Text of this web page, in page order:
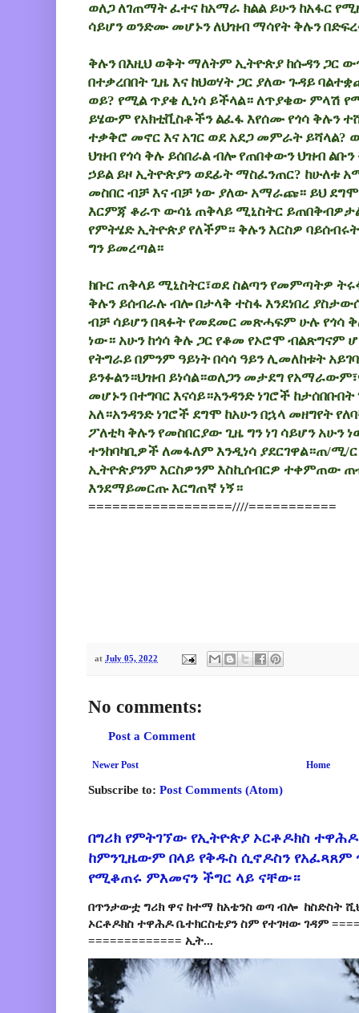
ወለጋ ለገጠማት ፈተና ከአማራ ክልል ይሁን ከአፋር
ሳይሆን ወንድሙ መሆኑን ለህዝብ ማሳየት ቅሉን
ቅሉን በእዚህ ወቅት ማለትም ኢትዮጵያ ከሱዳን ጋር
በተቃረበበት ጊዜ እና ከህወሃት ጋር ያለው ጉዳይ
ወይ? የሚል ጥያቄ ሊነሳ ይችላል። ለጥያቄው ምላሽ
ይሄውም የአክቲቪስቶችን ልፈፋ እየሰሙ የጎሳ ቅሉን
ተቃቅሮ መኖር እና አገር ወደ አደጋ መምራት ይሻላል?
ህዝብ የጎሳ ቅሉ ይሰበራል ብሎ የጠበቀውን ህዝብ ልቡን
ኃይል ይዞ ኢትዮጵያን ወደፊት ማስፈንጠር? ከሁለቱ
መስበር ብቻ እና ብቻ ነው ያለው አማራጩ። ይህ
እርምጃ ቆራጥ ውሳኔ ጠቅላይ ሚኒስትር
የምትሄድ ኢትዮጵያ የለችም። ቅሉን እርስዎ
ግን ይመረጣል።
ክቡር ጠቅላይ ሚኒስትር፣ወደ ስልጣን የመምጣትዎ
ቅሉን ይሰብራሉ ብሎ በታላቅ ተስፋ እንደነበረ
ብቻ ሳይሆን በጻፉት የመደመር መጽሓፍም ሁሉ የጎሳ
ነው። አሁን ከጎሳ ቅሉ ጋር የቆመ የኦሮሞ ብልጽግናም
የትግራይ በምንም ዓይነት በሳሳ ዓይን ሊመለከቱት
ይንፉልን።ህዝብ ይነሳል።ወለጋን መታደግ
መሆኑን በተግባር እናሳይ።አንዳንድ ነገሮች
አለ።አንዳንድ ነገሮች ደግሞ ከአሁን በኋላ መዘግየት
ፖለቲካ ቅሉን የመስበርያው ጊዜ ግን ነገ ሳይሆን አሁን
ተንከባካቢዎች ለመፋለም እንዲነሳ ያደርገዋል።ጠ/ሚ/ር
ኢትዮጵያንም እርስዎንም እስኪሰብርዎ ተቀምጠው
እንደማይመርጡ እርግጠኛ ነኝ።
==================////===========
at July 05, 2022
No comments:
Post a Comment
Newer Post Home
Subscribe to: Post Comments (Atom)
በግሪክ የምትገኘው የኢትዮጵያ ኦርቶዶክስ
ከምንጊዜውም በላይ የቅዱስ ሲኖዶስን የአፈጻጸም
የሚቆጠሩ ምእመናን ችግር ላይ ናቸው።
በጥንታውቷ ግሪክ ዋና ከተማ ከአቴንስ ወጣ ብሎ ከስድስት
ኦርቶዶክስ ተዋሕዶ ቤተክርስቲያን ስም የተገዛው ገዳም
============= ኢት...